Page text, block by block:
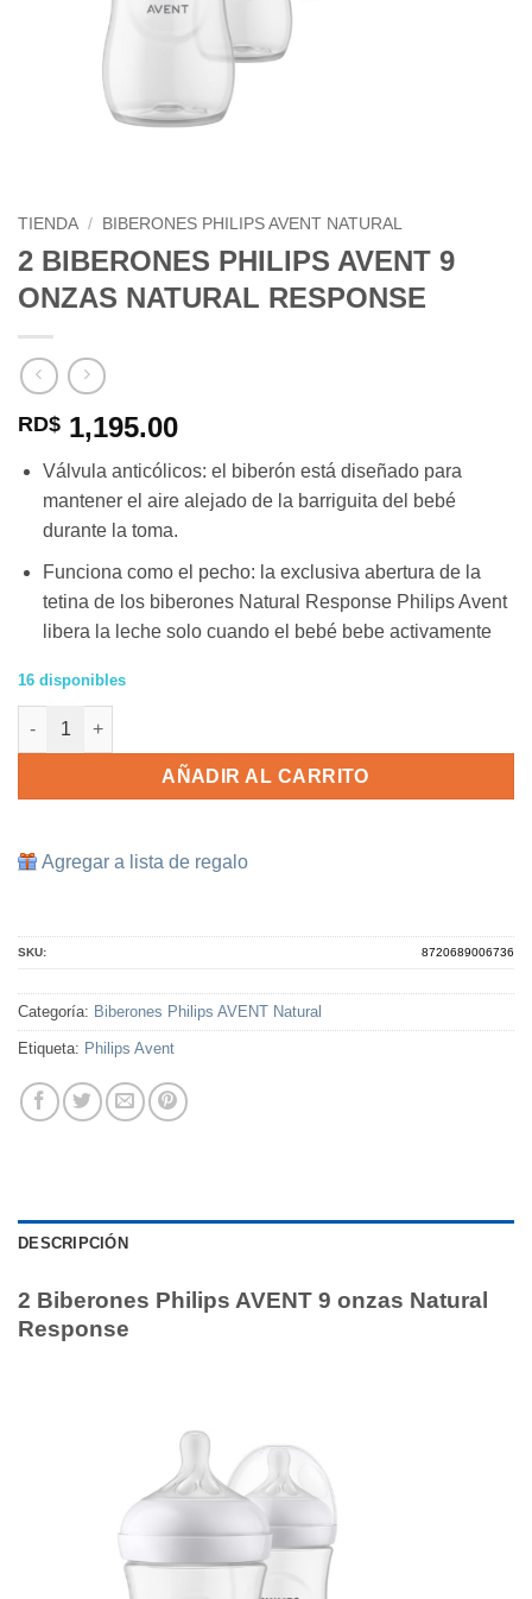
TIENDA / BIBERONES PHILIPS AVENT NATURAL
2 BIBERONES PHILIPS AVENT 9
ONZAS NATURAL RESPONSE
RD$ 1,195.00
Válvula anticólicos: el biberón está diseñado para
mantener el aire alejado de la barriguita del bebé
durante la toma.
Funciona como el pecho: la exclusiva abertura de la
tetina de los biberones Natural Response Philips Avent
libera la leche solo cuando el bebé bebe activamente
16 disponibles
2 Biberones Philips AVENT 9 onzas Natural Response cantidad
AÑADIR AL CARRITO
Agregar a lista de regalo
SKU: 8720689006736
Categoría: Biberones Philips AVENT Natural
Etiqueta: Philips Avent
DESCRIPCIÓN
2 Biberones Philips AVENT 9 onzas Natural
Response